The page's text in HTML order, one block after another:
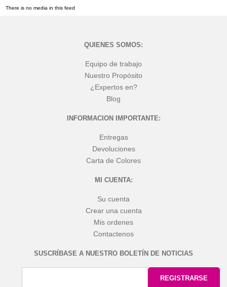
There is no media in this feed
QUIENES SOMOS:
Equipo de trabajo
Nuestro Propósito
¿Expertos en?
Blog
INFORMACION IMPORTANTE:
Entregas
Devoluciones
Carta de Colores
MI CUENTA:
Su cuenta
Crear una cuenta
Mis ordenes
Contactenos
SUSCRÍBASE A NUESTRO BOLETÍN DE NOTICIAS